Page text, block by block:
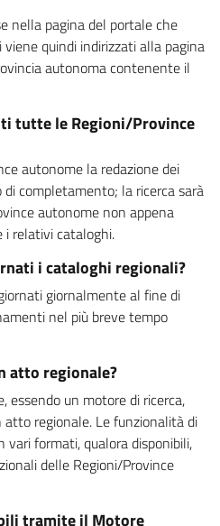
nella pagina del portale che
quindi indirizzati alla pagina
autonoma contenente il
tutte le Regioni/Province
autonome la redazione dei
completamento; la ricerca sarà
autonome non appena
i relativi cataloghi.
i cataloghi regionali?
giornalmente al fine di
nel più breve tempo
atto regionale?
essendo un motore di ricerca,
regionale. Le funzionalità di
vari formati, qualora disponibili,
delle Regioni/Province
tramite il Motore